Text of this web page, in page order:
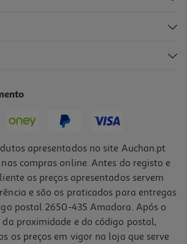
apresentados no site Auchan.pt
compras online. Antes do registo e
os preços apresentados servem
e são os praticados para entregas
postal 2650-435 Amadora. Após o
proximidade e do código postal,
os preços em vigor na loja que serve